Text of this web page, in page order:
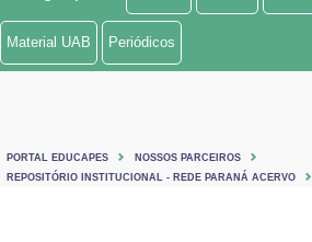
Ministério de Minas e Energia
Ministério do Turismo
Material UAB Periódicos
PORTAL EDUCAPES
NOSSOS PARCEIROS
REPOSITÓRIO INSTITUCIONAL - REDE PARANÁ ACERVO